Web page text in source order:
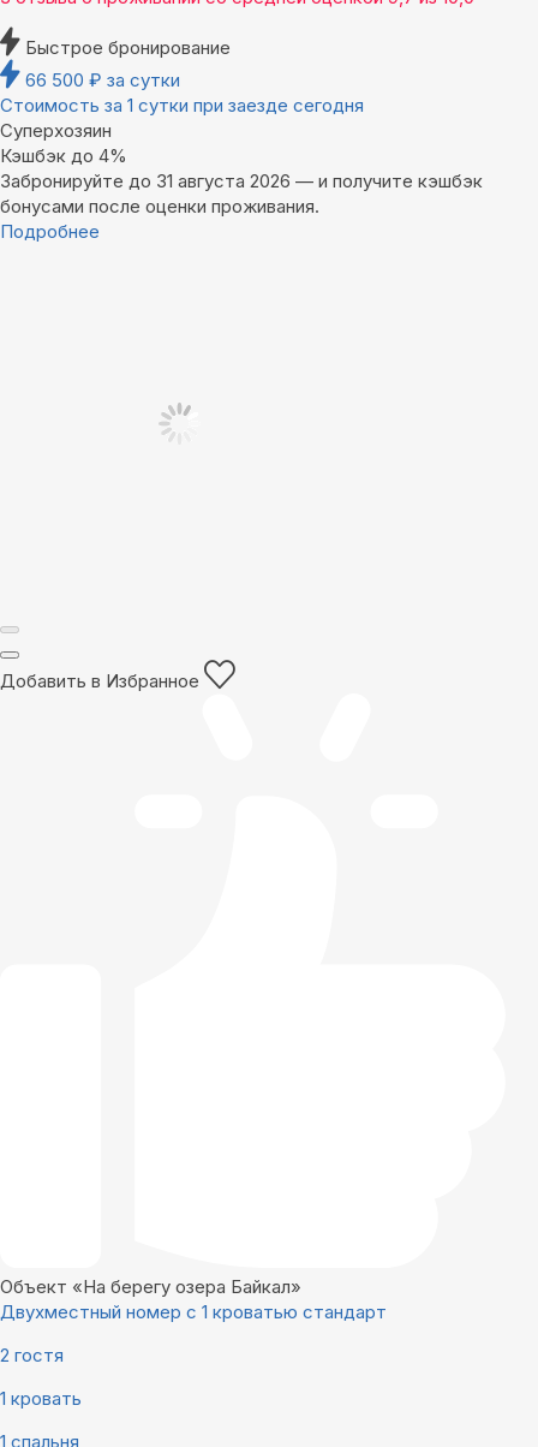
Быстрое бронирование
66 500 ₽ за сутки
Стоимость за 1 сутки при заезде сегодня
Суперхозяин
Кэшбэк до 4%
Забронируйте до 31 августа 2026 — и получите кэшбэк
бонусами после оценки проживания.
Подробнее
Добавить в Избранное
Объект «На берегу озера Байкал»
Двухместный номер с 1 кроватью стандарт
2 гостя
1 кровать
1 спальня